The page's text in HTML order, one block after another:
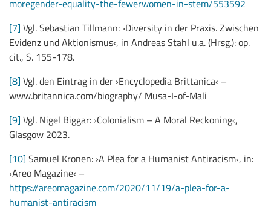
moregender-equality-the-fewerwomen-in-stem/553592
[7] Vgl. Sebastian Tillmann: ›Diversity in der Praxis. Zwischen
Evidenz und Aktionismus‹, in Andreas Stahl u.a. (Hrsg.): op.
cit., S. 155-178.
[8] Vgl. den Eintrag in der ›Encyclopedia Brittanica‹ –
www.britannica.com/biography/ Musa-I-of-Mali
[9] Vgl. Nigel Biggar: ›Colonialism – A Moral Reckoning‹,
Glasgow 2023.
[10] Samuel Kronen: ›A Plea for a Humanist Antiracism‹, in:
›Areo Magazine‹ –
https://areomagazine.com/2020/11/19/a-plea-for-a-
humanist-antiracism